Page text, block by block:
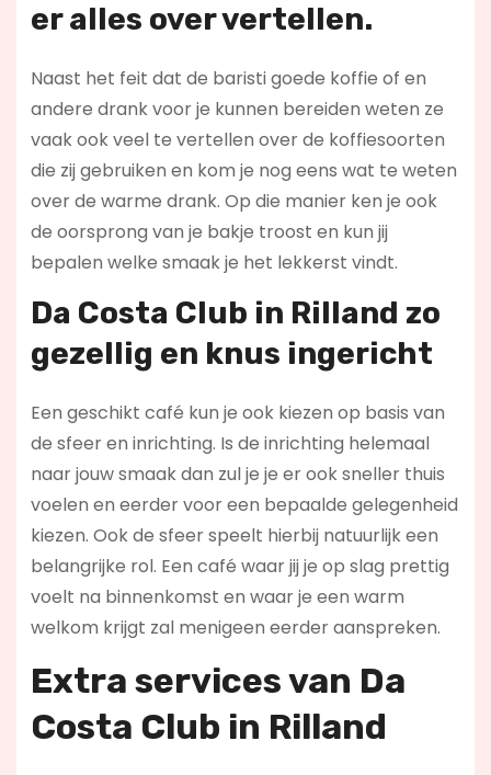
er alles over vertellen.
Naast het feit dat de baristi goede koffie of en
andere drank voor je kunnen bereiden weten ze
vaak ook veel te vertellen over de koffiesoorten
die zij gebruiken en kom je nog eens wat te weten
over de warme drank. Op die manier ken je ook
de oorsprong van je bakje troost en kun jij
bepalen welke smaak je het lekkerst vindt.
Da Costa Club in Rilland zo
gezellig en knus ingericht
Een geschikt café kun je ook kiezen op basis van
de sfeer en inrichting. Is de inrichting helemaal
naar jouw smaak dan zul je je er ook sneller thuis
voelen en eerder voor een bepaalde gelegenheid
kiezen. Ook de sfeer speelt hierbij natuurlijk een
belangrijke rol. Een café waar jij je op slag prettig
voelt na binnenkomst en waar je een warm
welkom krijgt zal menigeen eerder aanspreken.
Extra services van Da
Costa Club in Rilland